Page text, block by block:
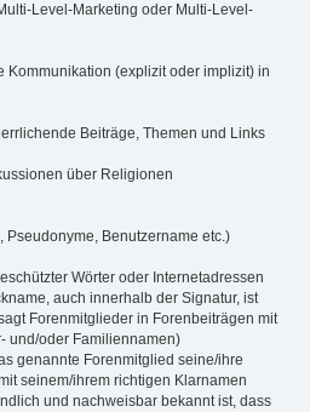
Level-Marketing oder Multi-Level-
(explizit oder implizit) in
Beiträge, Themen und Links
über Religionen
Benutzername etc.)
Wörter oder Internetadressen
auch innerhalb der Signatur, ist
Forenmitglieder in Forenbeiträgen mit
und/oder Familiennamen)
genannte Forenmitglied seine/ihre
seinem/ihrem richtigen Klarnamen
und nachweisbar bekannt ist, dass